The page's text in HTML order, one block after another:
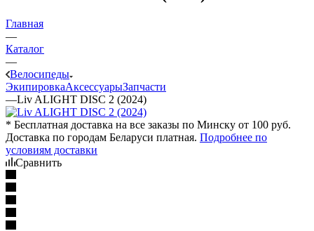
Главная
—
Каталог
—
Велосипеды
ЭкипировкаАксессуарыЗапчасти
—Liv ALIGHT DISC 2 (2024)
* Бесплатная доставка на все заказы по Минску от 100 руб.
Доставка по городам Беларуси платная. Подробнее по
условиям доставки
Сравнить